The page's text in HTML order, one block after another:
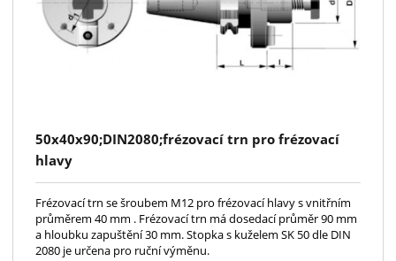
50x40x90;DIN2080;frézovací trn pro frézovací
hlavy
Frézovací trn se šroubem M12 pro frézovací hlavy s vnitřním
průměrem 40 mm . Frézovací trn má dosedací průměr 90 mm
a hloubku zapuštění 30 mm. Stopka s kuželem SK 50 dle DIN
2080 je určena pro ruční výměnu.